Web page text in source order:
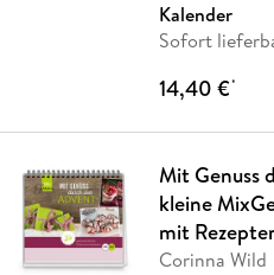
Kalender
Sofort
14,40 €*
Mit Genuss
kleine
mit
Corinna Wild